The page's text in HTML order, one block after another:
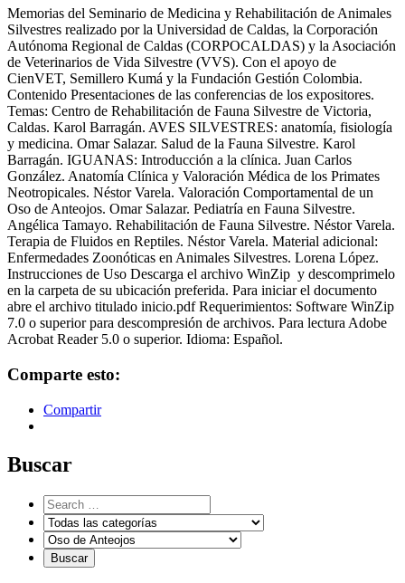
Memorias del Seminario de Medicina y Rehabilitación de Animales
Silvestres realizado por la Universidad de Caldas, la Corporación
Autónoma Regional de Caldas (CORPOCALDAS) y la Asociación
de Veterinarios de Vida Silvestre (VVS). Con el apoyo de
CienVET, Semillero Kumá y la Fundación Gestión Colombia.
Contenido Presentaciones de las conferencias de los expositores.
Temas: Centro de Rehabilitación de Fauna Silvestre de Victoria,
Caldas. Karol Barragán. AVES SILVESTRES: anatomía, fisiología
y medicina. Omar Salazar. Salud de la Fauna Silvestre. Karol
Barragán. IGUANAS: Introducción a la clínica. Juan Carlos
González. Anatomía Clínica y Valoración Médica de los Primates
Neotropicales. Néstor Varela. Valoración Comportamental de un
Oso de Anteojos. Omar Salazar. Pediatría en Fauna Silvestre.
Angélica Tamayo. Rehabilitación de Fauna Silvestre. Néstor Varela.
Terapia de Fluidos en Reptiles. Néstor Varela. Material adicional:
Enfermedades Zoonóticas en Animales Silvestres. Lorena López.
Instrucciones de Uso Descarga el archivo WinZip y descomprimelo
en la carpeta de su ubicación preferida. Para iniciar el documento
abre el archivo titulado inicio.pdf Requerimientos: Software WinZip
7.0 o superior para descompresión de archivos. Para lectura Adobe
Acrobat Reader 5.0 o superior. Idioma: Español.
Comparte esto:
Compartir
Buscar